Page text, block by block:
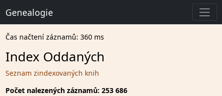
Genealogie
Čas načtení záznamů: 360 ms
Index Oddaných
Seznam zindexovaných knih
Počet nalezených záznamů: 253 686